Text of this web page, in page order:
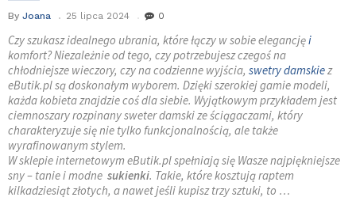
By Joana 25 lipca 2024 0
Czy szukasz idealnego ubrania, które łączy w sobie elegancjęi
komfort? Niezależnie od tego, czy potrzebujesz czegoś na
chłodniejsze wieczory, czy na codzienne wyjścia, swetry damskiez
eButik.pl są doskonałym wyborem. Dzięki szerokiej gamie modeli,
każda kobieta znajdzie coś dla siebie. Wyjątkowym przykładem jest
ciemnoszary rozpinany sweter damski ze ściągaczami, który
charakteryzuje się nie tylko funkcjonalnością, ale także
wyrafinowanym stylem.
W sklepie internetowym eButik.pl spełniają się Wasze najpiękniejsze
sny – tanie i modne sukienki. Takie, które kosztują raptem
kilkadziesiąt złotych, a nawet jeśli kupisz trzy sztuki, to …